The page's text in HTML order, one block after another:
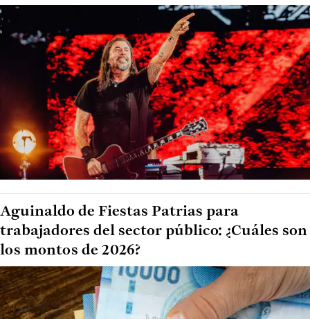
Aguinaldo de Fiestas Patrias para
trabajadores del sector público: ¿Cuáles son
los montos de 2026?